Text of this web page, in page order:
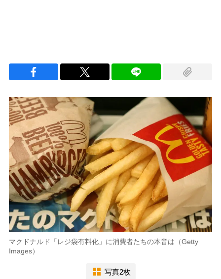
マクドナルド「レジ袋有料化」に消費者たちの本音は（Getty
Images）
写真2枚